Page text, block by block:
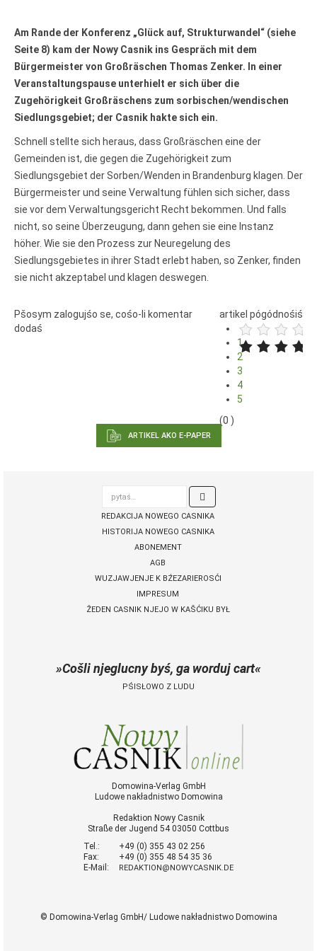
ARTIKEL AKO E-PAPER
Am Rande der Konferenz „Glück auf, Strukturwandel“ (siehe
Seite 8) kam der Nowy Casnik ins Gespräch mit dem
Bürgermeister von Großräschen Thomas Zenker. In einer
Veranstaltungspause unterhielt er sich über die
Zugehörigkeit Großräschens zum sorbischen/wendischen
Siedlungsgebiet; der Casnik hakte sich ein.
Schnell stellte sich heraus, dass Großräschen eine der
Gemeinden ist, die gegen die Zugehörigkeit zum
Siedlungsgebiet der Sorben/Wenden in Brandenburg klagen. Der
Bürgermeister und seine Verwaltung fühlen sich sicher, dass
sie vor dem Verwaltungsgericht Recht bekommen. Und falls
nicht, so seine Überzeugung, dann gehen sie eine Instanz
höher. Wie sie den Prozess zur Neuregelung des
Siedlungsgebietes in ihrer Stadt erlebt haben, so Zenker, finden
sie nicht akzeptabel und klagen deswegen.
artikel pógódnośiś
1
2
3
4
5
(0 )
Pšosym zalogujśo se, cośo-li komentar
dodaś
Domowina-Verlag GmbH
Ludowe nakładnistwo Domowina
Redaktion Nowy Casnik
Straße der Jugend 54 03050 Cottbus
Tel.:
+49 (0) 355 43 02 256
Fax:
+49 (0) 355 48 54 35 36
E-Mail:
REDAKTION@NOWYCASNIK.DE
© Domowina-Verlag GmbH/ Ludowe nakładnistwo Domowina
Cošli njeglucny byś, ga worduj cart
PŚISŁOWO Z LUDU

REDAKCIJA NOWEGO CASNIKA
HISTORIJA NOWEGO CASNIKA
ABONEMENT
AGB
WUZJAWJENJE K BŹEZARIEROSĆI
IMPRESUM
ŽEDEN CASNIK NJEJO W KAŠĆIKU BYŁ
cełe wudaśe k lazowanju
online
archiw slědnych wudaśow
fotografije woglědaś,
wót 14,40 € na lěto (za
abonentow śišćanego
wudaśa jano 9 €)
Nowy Casnik online
skazaś